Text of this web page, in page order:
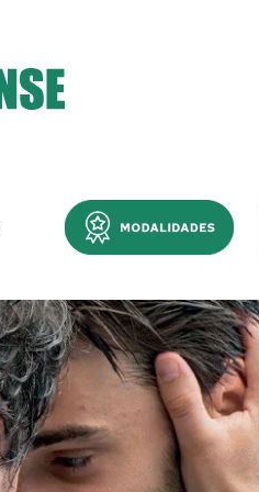
Menu